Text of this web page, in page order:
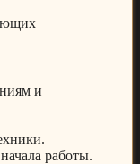
и
работы.